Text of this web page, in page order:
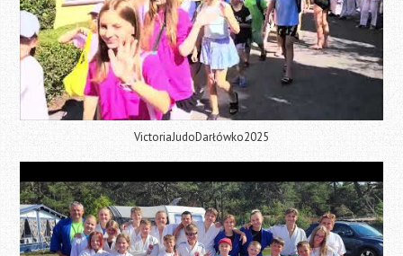
VictoriaJudoDarłówko2025